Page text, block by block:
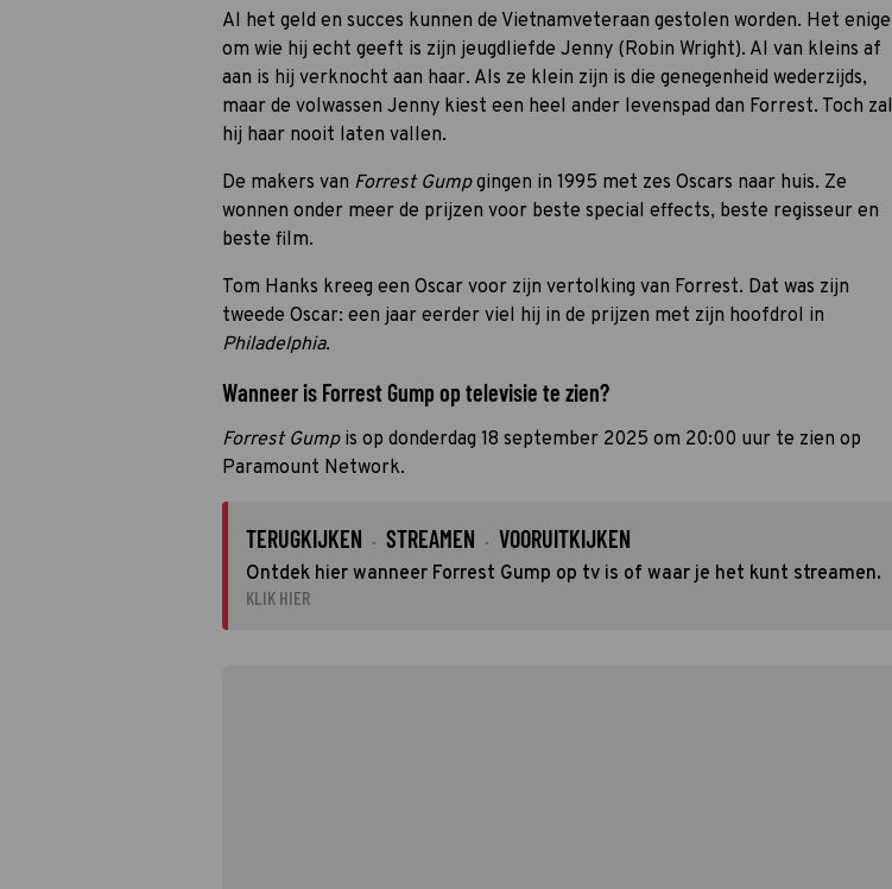
Al het geld en succes kunnen de Vietnamveteraan gestolen worden. Het enige
om wie hij echt geeft is zijn jeugdliefde Jenny (Robin Wright). Al van kleins af
aan is hij verknocht aan haar. Als ze klein zijn is die genegenheid wederzijds,
maar de volwassen Jenny kiest een heel ander levenspad dan Forrest. Toch zal
hij haar nooit laten vallen.
De makers van Forrest Gumpgingen in 1995 met zes Oscars naar huis. Ze
wonnen onder meer de prijzen voor beste special effects, beste regisseur en
beste film.
Tom Hanks kreeg een Oscar voor zijn vertolking van Forrest. Dat was zijn
tweede Oscar: een jaar eerder viel hij in de prijzen met zijn hoofdrol in
Philadelphia.
Wanneer is Forrest Gump op televisie te zien?
Forrest Gumpis op donderdag 18 september 2025 om 20:00 uur te zien op
Paramount Network.
TERUGKIJKEN · STREAMEN · VOORUITKIJKEN
Ontdek hier wanneer Forrest Gump op tv is of waar je het kunt streamen.
KLIK HIER